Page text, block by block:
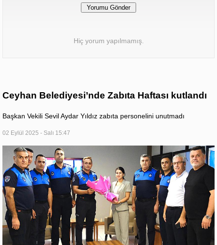
Hiç yorum yapılmamış.
Ceyhan Belediyesi’nde Zabıta Haftası kutlandı
Başkan Vekili Sevil Aydar Yıldız zabıta personelini unutmadı
02 Eylül 2025 - Salı 15:47